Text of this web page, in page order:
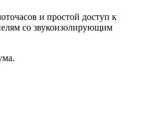
и простой доступ к
со звукоизолирующим